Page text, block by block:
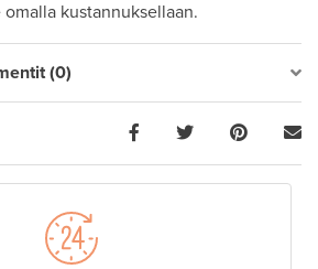
kustannuksellaan.
(0)